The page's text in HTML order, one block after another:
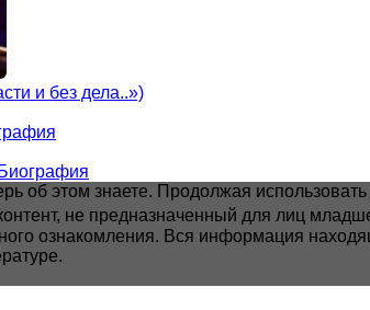
и без дела..»)
об этом знаете. Продолжая
не предназначенный для лиц
ознакомления. Вся информация